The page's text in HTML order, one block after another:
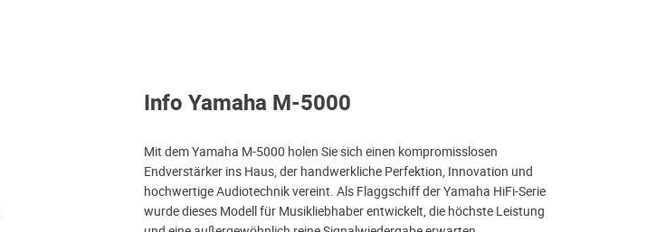
Info Yamaha M-5000
Mit dem Yamaha M-5000 holen Sie sich einen kompromisslosen
Endverstärker ins Haus, der handwerkliche Perfektion, Innovation und
hochwertige Audiotechnik vereint. Als Flaggschiff der Yamaha HiFi-Serie
wurde dieses Modell für Musikliebhaber entwickelt, die höchste Leistung